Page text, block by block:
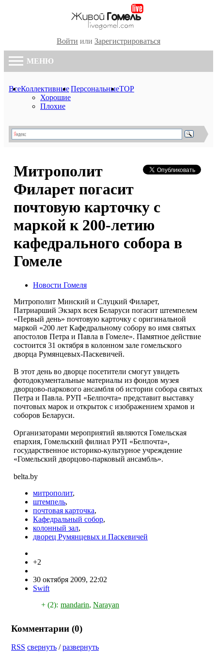
Войти или Зарегистрироваться
МЕНЮ
ВсеКоллективные
Хорошие
Плохие
ПерсональныеTOP
Митрополит
Филарет погасит
почтовую карточку с
маркой к 200-летию
кафедрального собора в
Гомеле
Новости Гомеля
Митрополит Минский и Слуцкий Филарет,
Патриарший Экзарх всея Беларуси погасит штемпелем
«Первый день» почтовую карточку с оригинальной
маркой «200 лет Кафедральному собору во имя святых
апостолов Петра и Павла в Гомеле». Памятное действие
состоится 31 октября в колонном зале гомельского
дворца Румянцевых-Паскевичей.
В этот день во дворце посетители смогут увидеть
фотодокументальные материалы из фондов музея
дворцово-паркового ансамбля об истории собора святых
Петра и Павла. РУП «Белпочта» представит выставку
почтовых марок и открыток с изображением храмов и
соборов Беларуси.
Организаторами мероприятий являются Гомельская
епархия, Гомельский филиал РУП «Белпочта»,
государственное историко-культурное учреждение
«Гомельский дворцово-парковый ансамбль».
belta.by
митрополит,
штемпель,
почтовая карточка,
Кафедральный собор,
колонный зал,
дворец Румянцевых и Паскевичей
+2
30 октября 2009, 22:02
Swift
+ (2): mandarin, Narayan
Комментарии (0)
RSS свернуть /развернуть